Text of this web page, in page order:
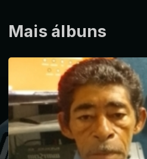
Mais álbuns